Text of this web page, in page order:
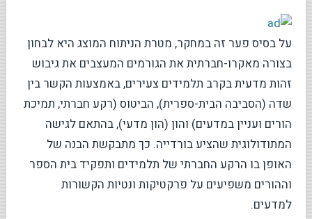
על בסיס פער זה במחקר, מטרת הניתוח המוצג היא לבחון
בצורה מאקרו-חברתית את הגורמים המעצבים את גיבוש
זהות מדעית בקרב תלמידים צעירים, באמצעות הקשר בין
שדה (הסביבה הבית-ספרית), הביטוס (רקע חברתי, תמיכת
הורים ועניין במדעים) והון (הון מדעי), בהתאם לגישה
המתודולוגית שהציע בורדייה. כך מתבקשת הבנה של
האופן בו הרקע החברתי של תלמידים ותפקיד בית הספר
וההורים משפיעים על פרקטיקות ונטיות הקשורות
למדעים.